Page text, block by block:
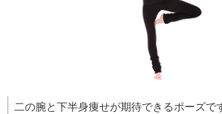
二の腕と下半身痩せが期待できるポーズで